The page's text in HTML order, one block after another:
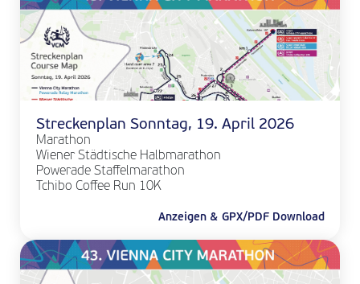
Streckenplan Sonntag, 19. April 2026
Marathon
Wiener Städtische Halbmarathon
Powerade Staffelmarathon
Tchibo Coffee Run 10K
Anzeigen & GPX/PDF Download